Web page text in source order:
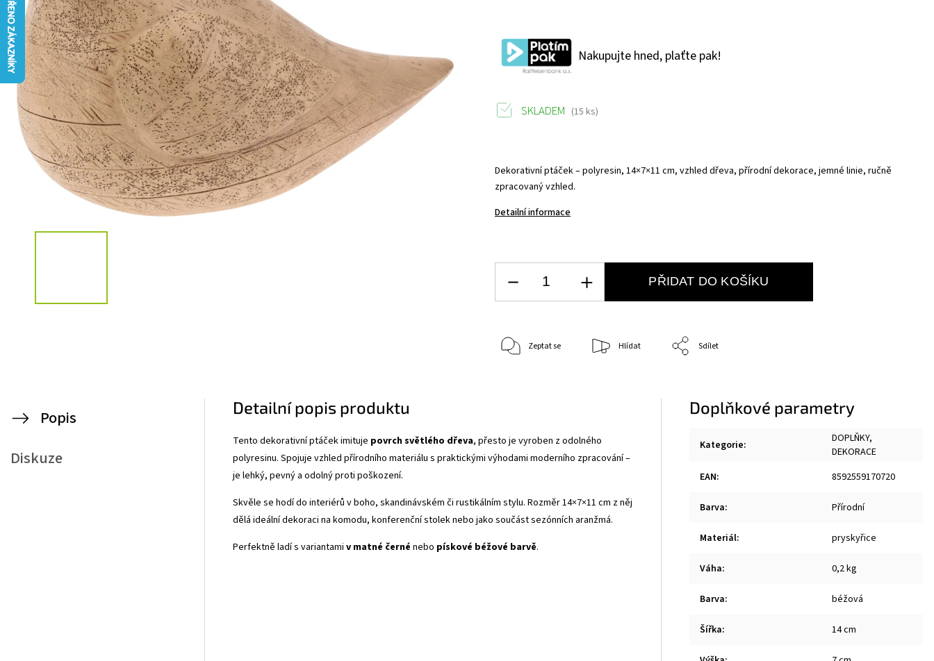
Nakupujte hned, plaťte pak!
Dekorativní ptáček – polyresin, 14×7×11 cm, vzhled dřeva, přírodní dekorace, jemné linie, ručně
zpracovaný vzhled.
Detailní informace
SKLADEM (15 ks)
PŘIDAT DO KOŠÍKU
Zeptat se Hlídat Sdílet
Popis
Diskuze
Detailní popis produktu
Tento dekorativní ptáček imituje povrch světlého dřeva, přesto je vyroben z odolného
polyresinu. Spojuje vzhled přírodního materiálu s praktickými výhodami moderního zpracování –
je lehký, pevný a odolný proti poškození.
Skvěle se hodí do interiérů v boho, skandinávském či rustikálním stylu. Rozměr 14×7×11 cm z něj
dělá ideální dekoraci na komodu, konferenční stolek nebo jako součást sezónních aranžmá.
Perfektně ladí s variantami v matné černé nebo pískové béžové barvě.
Doplňkové parametry
Kategorie:
DOPLŇKY,
DEKORACE
EAN: 8592559170720
Barva: Přírodní
Materiál: pryskyřice
Váha: 0,2 kg
Barva: béžová
Šířka: 14 cm